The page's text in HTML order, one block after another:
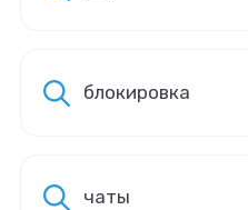
блокировка
чаты